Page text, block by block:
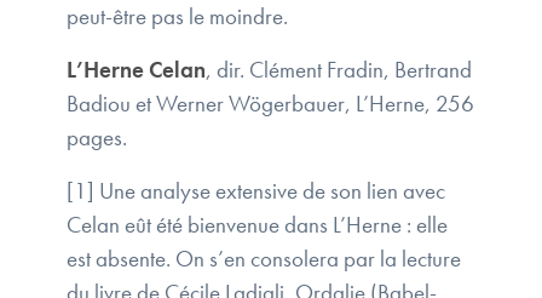
peut-être pas le moindre.
L’Herne Celan, dir. Clément Fradin, Bertrand
Badiou et Werner Wögerbauer, L’Herne, 256
pages.
[1] Une analyse extensive de son lien avec
Celan eût été bienvenue dans L’Herne : elle
est absente. On s’en consolera par la lecture